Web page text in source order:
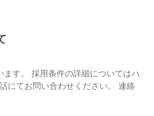
ます。 採用条件の詳細についてはハ
にてお問い合わせください。 連絡